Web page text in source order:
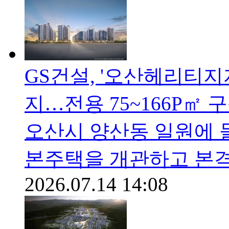
GS건설, '오산헤리티
지…전용 75~166P㎡
오산시 양산동 일원에
본주택을 개관하고 본
2026.07.14 14:08